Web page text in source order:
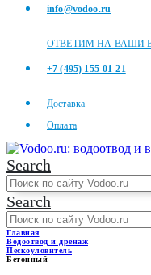
info@vodoo.ru
ОТВЕТИМ НА ВАШИ
+7 (495) 155-01-21
Доставка
Оплата
Search
Search
Главная
Водоотвод и дренаж
Пескоуловитель
Бетонный